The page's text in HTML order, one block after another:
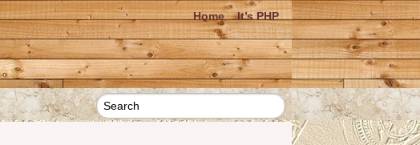
Home It’s PHP